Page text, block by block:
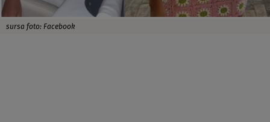
sursa foto: Facebook